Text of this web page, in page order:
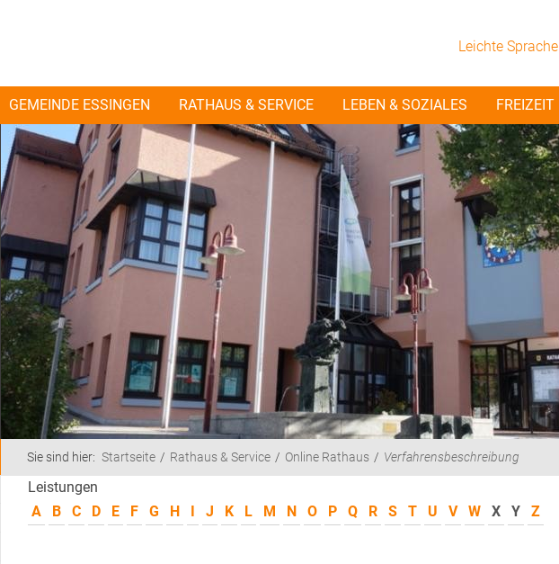
Leichte Sprache
GEMEINDE ESSINGEN RATHAUS & SERVICE LEBEN & SOZIALES FREIZEIT
Sie sind hier: Startseite Rathaus & Service Online Rathaus Verfahrensbeschreibung
Leistungen
A
B C D E F G H I J K L M N O P Q R S T U V W X Y Z